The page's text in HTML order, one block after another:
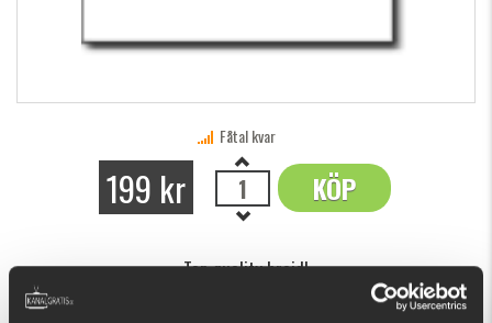
Fåtal kvar
199 kr KÖP
OK
Top quality braid!